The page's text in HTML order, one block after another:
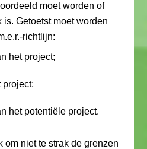
moet worden of
Getoetst moet worden
richtlijn:
het project;
project;
het potentiële project.
om niet te strak de grenzen